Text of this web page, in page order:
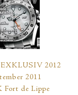
2012
2011
Fort de Lippe